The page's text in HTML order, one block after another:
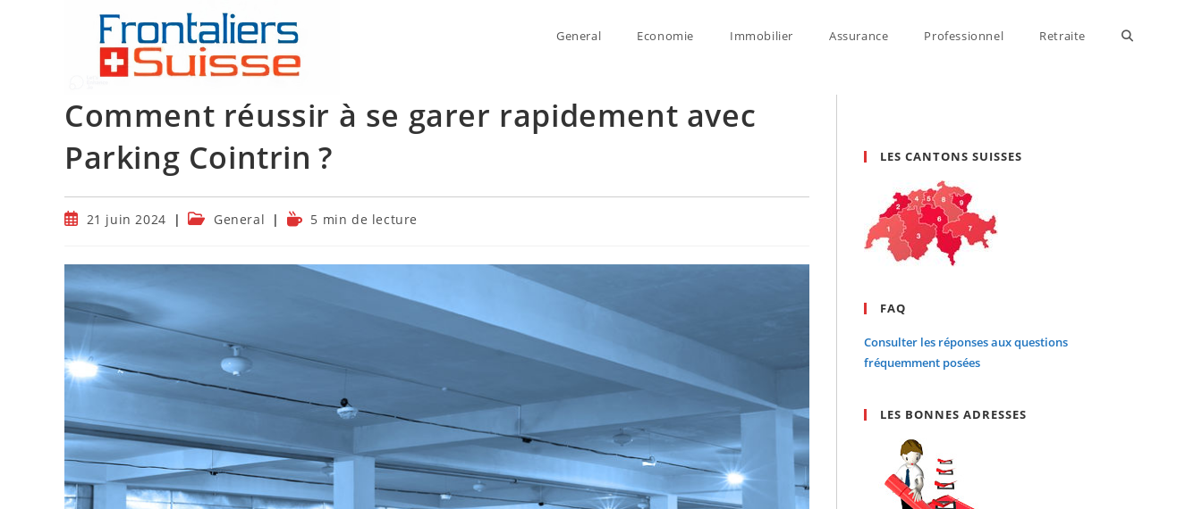
General Economie Immobilier Assurance Professionnel Retraite Toggle
Comment réussir à se garer rapidement avec
Parking Cointrin ?
Publication
21 juin 2024
Post General
Temps5 min de lecture
LES CANTONS SUISSES
FAQ
Consulter les réponses aux questions
fréquemment posées
LES BONNES ADRESSES